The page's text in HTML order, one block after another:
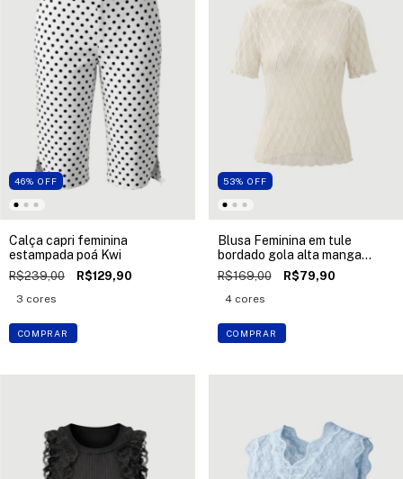
46% OFF
Calça capri feminina
estampada poá Kwi
R$239,00 R$129,90
3 cores
COMPRAR
53% OFF
Blusa Feminina em tule
bordado gola alta manga
curta Kwi
R$169,00 R$79,90
4 cores
COMPRAR